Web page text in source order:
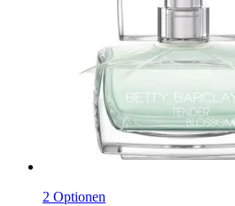
2 Optionen